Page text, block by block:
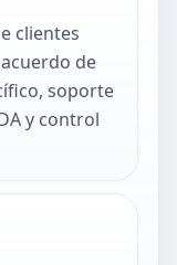
clientes
de
soporte
y control